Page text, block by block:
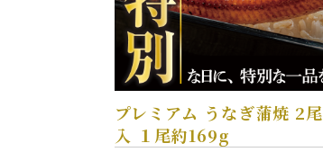
プレミアム うなぎ蒲焼 2尾
入 １尾約169g